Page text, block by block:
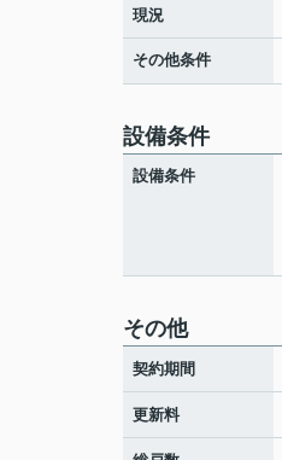
現況
その他条件
設備条件
設備条件
その他
契約期間
更新料